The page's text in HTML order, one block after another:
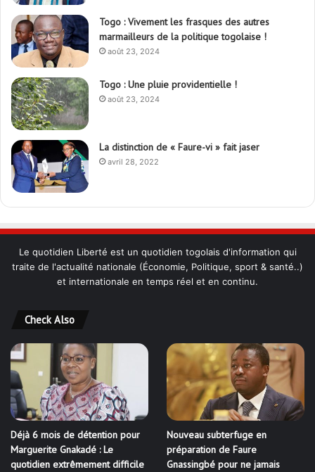
Togo : Vivement les frasques des autres
marmailleurs de la politique togolaise !
août 23, 2024
Togo : Une pluie providentielle !
août 23, 2024
La distinction de « Faure-vi » fait jaser
avril 28, 2022
Le quotidien Liberté est un quotidien togolais d'information qui
traite de l'actualité nationale (Économie, Politique, sport & santé..)
et internationale en temps réel et en continu.
Check Also
Déjà 6 mois de détention pour
Marguerite Gnakadé : Le
quotidien extrêmement difficile
Nouveau subterfuge en
préparation de Faure
Gnassingbé pour ne jamais